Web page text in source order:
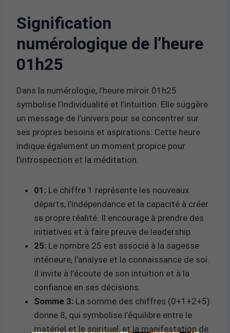
Signification
numérologique de l’heure
01h25
Dans la numérologie, l’heure miroir 01h25
symbolise l’individualité et l’intuition. Elle suggère
un message de l’univers pour se concentrer sur
ses propres besoins et aspirations. Cette heure
indique également un moment propice pour
l’introspection et la méditation.
01: Le chiffre 1 représente les nouveaux
départs, l’indépendance et la capacité à créer
sa propre réalité. Il encourage à prendre des
initiatives et à faire preuve de leadership.
25: Le nombre 25 est associé à la sagesse
intérieure, l’analyse et la connaissance de soi.
Il invite à l’écoute de son intuition et à la
confiance en ses décisions.
Somme 3: La somme des chiffres (0+1+2+5)
donne 8, qui symbolise l’équilibre entre le
matériel et le spirituel, et la manifestation de